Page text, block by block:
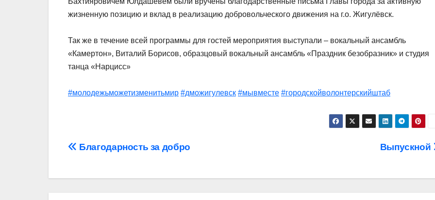
жизненную позицию и вклад в реализацию добровольческого движения на г.о. Жигулёвск.
Так же в течение всей программы для гостей мероприятия выступали – вокальный ансамбль
«Камертон», Виталий Борисов, образцовый вокальный ансамбль «Праздник безобразник» и студия
танца «Нарцисс»
#молодежьможетизменитьмир #дможигулевск #мывместе #городскойволонтерскийштаб
Навигация
Выпускной
Благодарность за добро